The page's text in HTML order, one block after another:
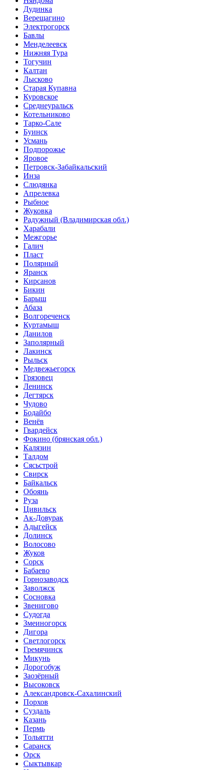
Дудинка
Верещагино
Электрогорск
Бавлы
Менделеевск
Нижняя Тура
Тогучин
Калтан
Лысково
Старая Купавна
Куровское
Среднеуральск
Котельниково
Тарко-Сале
Буинск
Усмань
Подпорожье
Яровое
Петровск-Забайкальский
Инза
Слюдянка
Апрелевка
Рыбное
Жуковка
Радужный (Владимирская обл.)
Харабали
Межгорье
Галич
Пласт
Полярный
Яранск
Кирсанов
Бикин
Барыш
Абаза
Волгореченск
Куртамыш
Данилов
Заполярный
Лакинск
Рыльск
Медвежьегорск
Грязовец
Ленинск
Дегтярск
Чудово
Бодайбо
Венёв
Гвардейск
Фокино (брянская обл.)
Калязин
Талдом
Сясьстрой
Свирск
Байкальск
Обоянь
Руза
Цивильск
Ак-Довурак
Адыгейск
Долинск
Волосово
Жуков
Сорск
Бабаево
Горнозаводск
Заволжск
Сосновка
Звенигово
Судогда
Змеиногорск
Дигора
Светлогорск
Гремячинск
Микунь
Дорогобуж
Заозёрный
Высоковск
Александровск-Сахалинский
Порхов
Суздаль
Казань
Пермь
Тольятти
Саранск
Орск
Сыктывкар